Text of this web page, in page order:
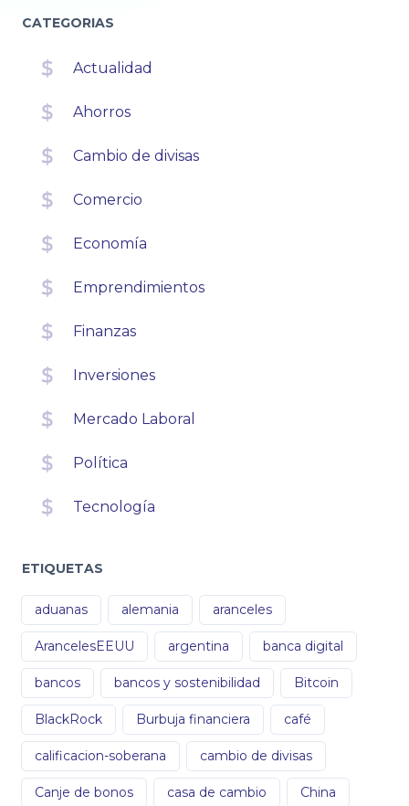
CATEGORIAS
Actualidad
Ahorros
Cambio de divisas
Comercio
Economía
Emprendimientos
Finanzas
Inversiones
Mercado Laboral
Política
Tecnología
ETIQUETAS
aduanas alemania aranceles
ArancelesEEUU argentina banca digital
bancos bancos y sostenibilidad Bitcoin
BlackRock Burbuja financiera café
calificacion-soberana cambio de divisas
Canje de bonos casa de cambio China